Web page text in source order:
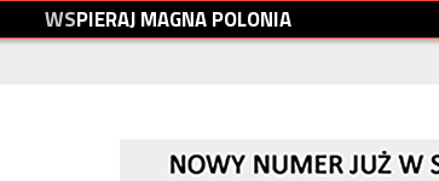
WSPIERAJMAGNAPOLONIA